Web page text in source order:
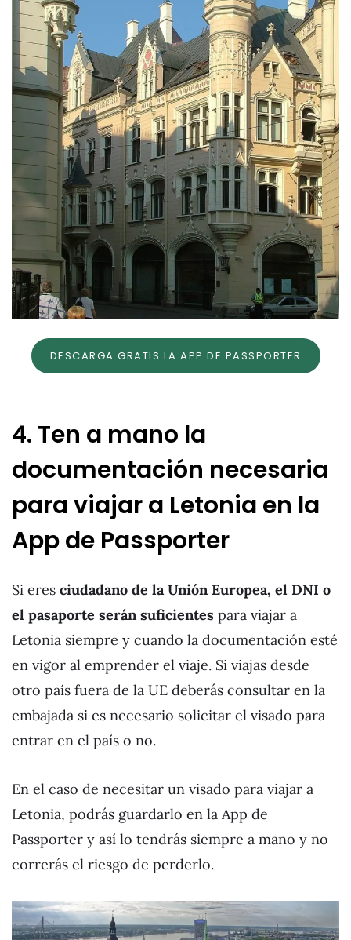
DESCARGA GRATIS LA APP DE PASSPORTER
4. Ten a mano la
documentación necesaria
para viajar a Letonia en la
App de Passporter
Si eres ciudadano de la Unión Europea, el DNI o
el pasaporte serán suficientes para viajar a
Letonia siempre y cuando la documentación esté
en vigor al emprender el viaje. Si viajas desde
otro país fuera de la UE deberás consultar en la
embajada si es necesario solicitar el visado para
entrar en el país o no.
En el caso de necesitar un visado para viajar a
Letonia, podrás guardarlo en la App de
Passporter y así lo tendrás siempre a mano y no
correrás el riesgo de perderlo.